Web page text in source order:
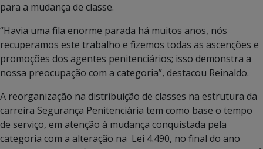
para a mudança de classe.
“Havia uma fila enorme parada há muitos anos, nós
recuperamos este trabalho e fizemos todas as ascenções e
promoções dos agentes penitenciários; isso demonstra a
nossa preocupação com a categoria”, destacou Reinaldo.
A reorganização na distribuição de classes na estrutura da
carreira Segurança Penitenciária tem como base o tempo
de serviço, em atenção à mudança conquistada pela
categoria com a alteração na Lei 4.490, no final do ano